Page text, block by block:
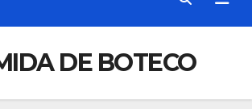
DE BOTECO